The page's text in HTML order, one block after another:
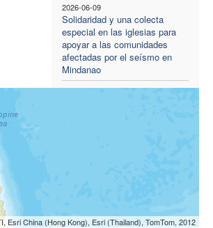
2026-06-09
Solidaridad y una colecta
especial en las iglesias para
apoyar a las comunidades
afectadas por el seísmo en
Mindanao
China (Hong Kong), Esri (Thailand), TomTom, 2012